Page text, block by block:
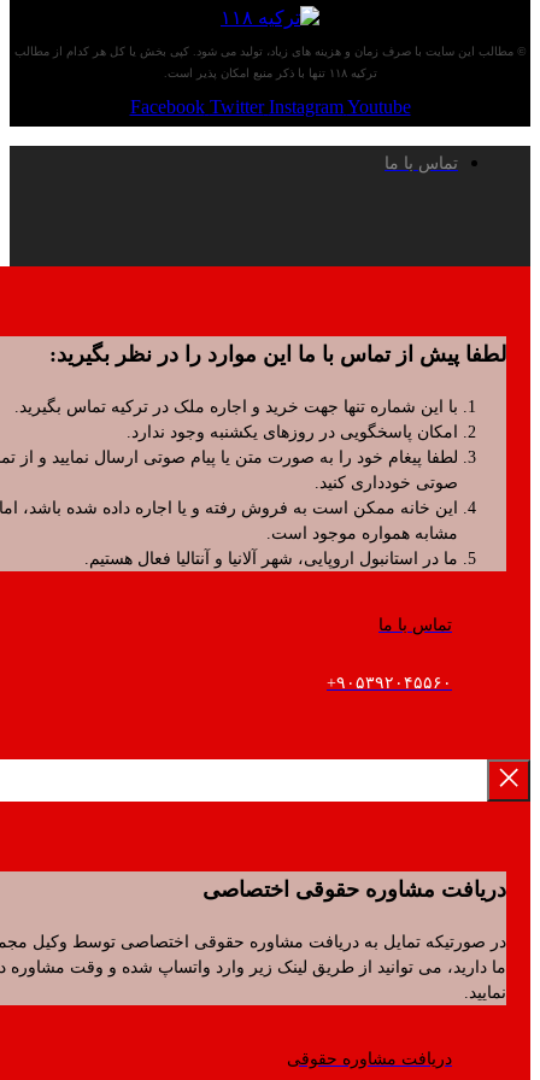
سایت با صرف زمان و هزینه های زیاد، تولید می شود. کپی بخش یا کل هر کدام از مطالب
Facebook Twitter Instagram
تماس با ما
پیش از تماس با ما این موارد را در نظر بگیرید:
با این شماره تنها جهت خرید و اجاره ملک در ترکیه تماس بگیرید.
امکان پاسخگویی در روزهای یکشنبه وجود ندارد.
لطفا پیغام خود را به صورت متن یا پیام صوتی ارسال نمایید و از تماس
صوتی خودداری کنید.
این خانه ممکن است به فروش رفته و یا اجاره داده شده باشد، اما موارد
مشابه همواره موجود است.
ما در استانبول اروپایی، شهر آلانیا و آنتالیا فعال هستیم.
تماس با ما
۹۰۵۳۹۲۰۴۵۵۶۰+
مشاوره حقوقی اختصاصی
تمایل به دریافت مشاوره حقوقی اختصاصی توسط وکیل مجموعه
می توانید از طریق لینک زیر وارد واتساپ شده و وقت مشاوره دریافت
دریافت مشاوره حقوقی